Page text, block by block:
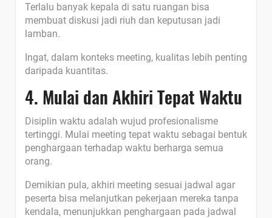
Terlalu banyak kepala di satu ruangan bisa
membuat diskusi jadi riuh dan keputusan jadi
lamban.
Ingat, dalam konteks meeting, kualitas lebih penting
daripada kuantitas.
4. Mulai dan Akhiri Tepat Waktu
Disiplin waktu adalah wujud profesionalisme
tertinggi. Mulai meeting tepat waktu sebagai bentuk
penghargaan terhadap waktu berharga semua
orang.
Demikian pula, akhiri meeting sesuai jadwal agar
peserta bisa melanjutkan pekerjaan mereka tanpa
kendala, menunjukkan penghargaan pada jadwal